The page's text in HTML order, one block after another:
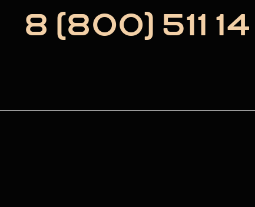
8 (800) 511 14